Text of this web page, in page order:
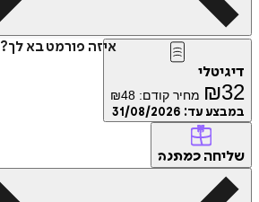
איזה פורמט בא לך?
דיגיטלי
₪32 מחיר קודם: ₪48
במבצע עד: 31/08/2026
שליחה כמתנה